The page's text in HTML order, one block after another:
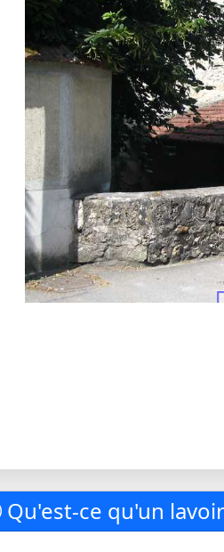
Qu'est-ce qu'un